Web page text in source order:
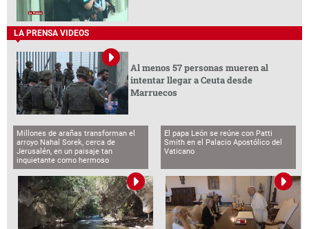
LA PRENSA VIDEOS
Al menos 57 personas mueren al
intentar llegar a Ceuta desde
Marruecos
Millones de arañas transforman el
arroyo Nahal Sorek, cerca de
Jerusalén, en un paisaje tan
inquietante como hermoso
El papa León se reúne con Patti
Smith en el Palacio Apostólico del
Vaticano